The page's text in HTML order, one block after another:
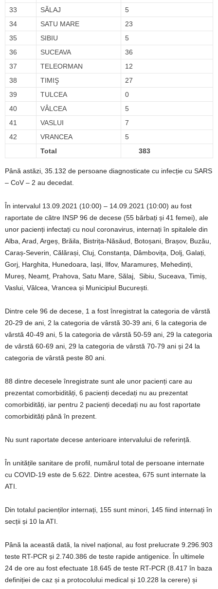
33
SĂLAJ
5
34
SATU MARE
23
35
SIBIU
5
36
SUCEAVA
36
37
TELEORMAN
12
38
TIMIŞ
27
39
TULCEA
0
40
VÂLCEA
5
41
VASLUI
7
42
VRANCEA
5
Total
383
Până astăzi, 35.132 de persoane diagnosticate cu infecție cu SARS
– CoV – 2 au decedat.
În intervalul 13.09.2021 (10:00) – 14.09.2021 (10:00) au fost
raportate de către INSP 96 de decese (55 bărbați și 41 femei), ale
unor pacienți infectați cu noul coronavirus, internați în spitalele din
Alba, Arad, Argeș, Brăila, Bistrița-Năsăud, Botoșani, Brașov, Buzău,
Caraș-Severin, Călărași, Cluj, Constanța, Dâmbovița, Dolj, Galați,
Gorj, Harghita, Hunedoara, Iași, Ilfov, Maramureș, Mehedinți,
Mureș, Neamț, Prahova, Satu Mare, Sălaj, Sibiu, Suceava, Timiș,
Vaslui, Vâlcea, Vrancea și Municipiul București.
Dintre cele 96 de decese, 1 a fost înregistrat la categoria de vârstă
20-29 de ani, 2 la categoria de vârstă 30-39 ani, 6 la categoria de
vârstă 40-49 ani, 5 la categoria de vârstă 50-59 ani, 29 la categoria
de vârstă 60-69 ani, 29 la categoria de vârstă 70-79 ani și 24 la
categoria de vârstă peste 80 ani.
88 dintre decesele înregistrate sunt ale unor pacienți care au
prezentat comorbidități, 6 pacienți decedați nu au prezentat
comorbidități, iar pentru 2 pacienți decedați nu au fost raportate
comorbidități până în prezent.
Nu sunt raportate decese anterioare intervalului de referință.
În unitățile sanitare de profil, numărul total de persoane internate
cu COVID-19 este de 5.622. Dintre acestea, 675 sunt internate la
ATI.
Din totalul pacienților internați, 155 sunt minori, 145 fiind internați în
secții și 10 la ATI.
Până la această dată, la nivel național, au fost prelucrate 9.296.903
teste RT-PCR și 2.740.386 de teste rapide antigenice. În ultimele
24 de ore au fost efectuate 18.645 de teste RT-PCR (8.417 în baza
definiției de caz și a protocolului medical și 10.228 la cerere) și